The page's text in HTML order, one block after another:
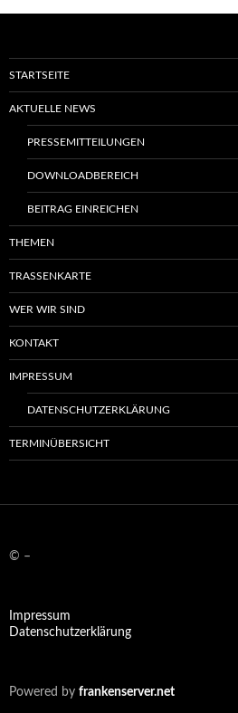
START­SEI­TE
AKTU­EL­LE NEWS
PRES­SE­MIT­TEI­LUN­GEN
DOWN­LOAD­BE­REICH
BEI­TRAG EINREICHEN
THE­MEN
TRAS­SEN­KAR­TE
WER WIR SIND
KON­TAKT
IMPRES­SUM
DATEN­SCHUTZ­ER­KLÄ­RUNG
TER­MIN­ÜBER­SICHT
© –
Impressum
Datenschutzerklärung
Powered by frankenserver.net